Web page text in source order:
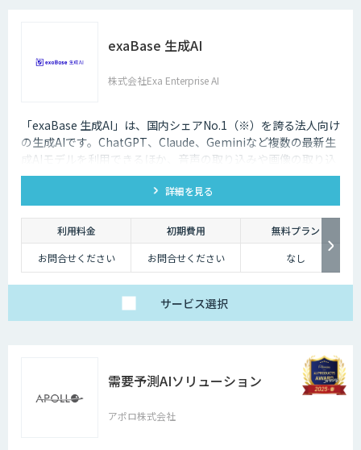
exaBase 生成AI
株式会社Exa Enterprise AI
「exaBase 生成AI」は、国内シェアNo.1（※）を誇る法人向け
の生成AIです。ChatGPT、Claude、Geminiなど複数の最新生
成AIモデルを利用できるほか、音声の取り込みや画像の取り込
み・生成にも対応。高精度RAGも標準でご利用いただけます。
※出典：デロイト トーマツ ミック経済研究所「法人向け生成
AI導入ソリューションサービス市場動向 2024年度版」
詳細を見る
利用料金 初期費用
無料プラン
お問合せください
お問合せください なし
サービス選択
需要予測AIソリューション
アポロ株式会社